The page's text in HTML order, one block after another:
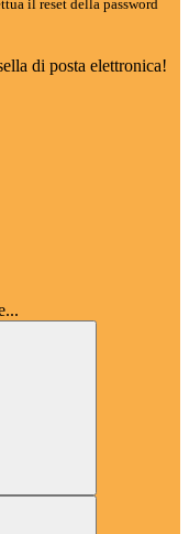
il reset della password
di posta elettronica!